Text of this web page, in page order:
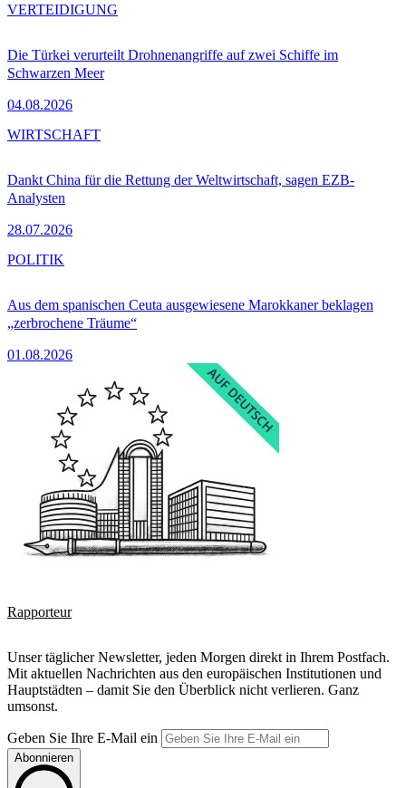
Die Türkei verurteilt Drohnenangriffe auf zwei Schiffe im
Schwarzen Meer
04.08.2026
VERTEIDIGUNG
Dankt China für die Rettung der Weltwirtschaft, sagen EZB-
Analysten
28.07.2026
WIRTSCHAFT
Aus dem spanischen Ceuta ausgewiesene Marokkaner beklagen
„zerbrochene Träume“
01.08.2026
POLITIK
Rapporteur
Unser täglicher Newsletter, jeden Morgen direkt in Ihrem Postfach.
Mit aktuellen Nachrichten aus den europäischen Institutionen und
Hauptstädten – damit Sie den Überblick nicht verlieren. Ganz
umsonst.
Geben Sie Ihre E-Mail ein
Abonnieren